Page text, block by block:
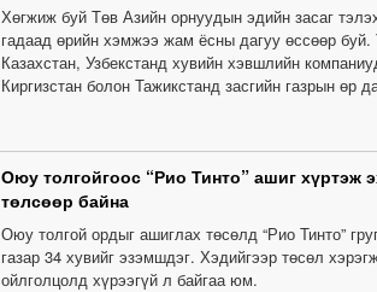
Хөгжиж буй Төв Азийн орнуудын эдийн засаг
гадаад өрийн хэмжээ жам ёсны дагуу өссөөр
Казахстан, Узбекстанд хувийн хэвшлийн
Киргизстан болон Тажикстанд засгийн газрын өр
Оюу толгойгоос “Рио Тинто” ашиг хүртэж
төлсөөр байна
Оюу толгой ордыг ашиглах төсөлд “Рио Тинто”
газар 34 хувийг эзэмшдэг. Хэдийгээр төсөл
ойлголцолд хүрээгүй л байгаа юм.